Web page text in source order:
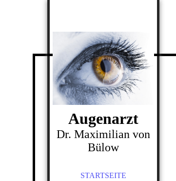
Augenarzt
Dr. Maximilian von
Bülow
STARTSEITE